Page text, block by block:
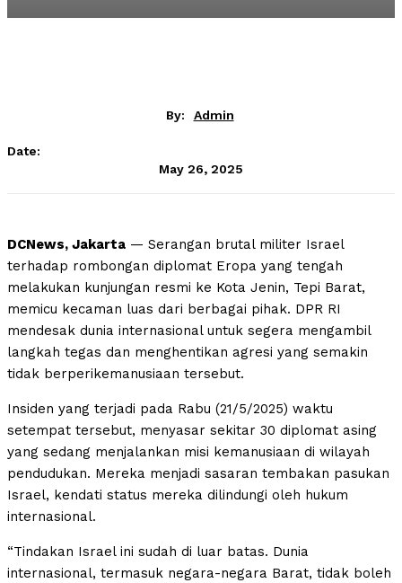
By: Admin
Date:
May 26, 2025
DCNews, Jakarta — Serangan brutal militer Israel
terhadap rombongan diplomat Eropa yang tengah
melakukan kunjungan resmi ke Kota Jenin, Tepi Barat,
memicu kecaman luas dari berbagai pihak. DPR RI
mendesak dunia internasional untuk segera mengambil
langkah tegas dan menghentikan agresi yang semakin
tidak berperikemanusiaan tersebut.
Insiden yang terjadi pada Rabu (21/5/2025) waktu
setempat tersebut, menyasar sekitar 30 diplomat asing
yang sedang menjalankan misi kemanusiaan di wilayah
pendudukan. Mereka menjadi sasaran tembakan pasukan
Israel, kendati status mereka dilindungi oleh hukum
internasional.
“Tindakan Israel ini sudah di luar batas. Dunia
internasional, termasuk negara-negara Barat, tidak boleh